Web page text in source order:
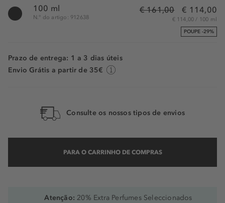
100 ml
N.° do artigo: 912638
€ 161,00 € 114,00
€ 114,00 / 100 ml
POUPE -29%
Prazo de entrega: 1 a 3 dias úteis
Envio Grátis a partir de 35€
Consulte os nossos tipos de envios
PARA O CARRINHO DE COMPRAS
Atenção: 20% Extra Perfumes Seleccionados